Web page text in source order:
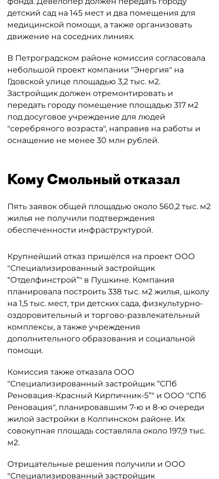
детский сад на 145 мест и два помещения для
медицинской помощи, а также организовать
движение на соседних линиях.
В Петроградском районе комиссия согласовала
небольшой проект компании "Энергия" на
Гдовской улице площадью 3,2 тыс. м2.
Застройщик должен отремонтировать и
передать городу помещение площадью 317 м2
под досуговое учреждение для людей
"серебряного возраста", направив на работы и
оснащение не менее 30 млн рублей.
Кому Смольный отказал
Пять заявок общей площадью около 560,2 тыс. м2
жилья не получили подтверждения
обеспеченности инфраструктурой.
Крупнейший отказ пришёлся на проект ООО
"Специализированный застройщик
“Отделфинстрой”" в Пушкине. Компания
планировала построить 338 тыс. м2 жилья, школу
на 1,5 тыс. мест, три детских сада, физкультурно-
оздоровительный и торгово-развлекательный
комплексы, а также учреждения
дополнительного образования и социальной
помощи.
Комиссия также отказала ООО
"Специализированный застройщик “СПб
Реновация-Красный Кирпичник-5”" и ООО "СПб
Реновация", планировавшим 7-ю и 8-ю очереди
жилой застройки в Колпинском районе. Их
совокупная площадь составляла около 197,9 тыс.
м2.
Отрицательные решения получили и ООО
"Специализированный застройщик